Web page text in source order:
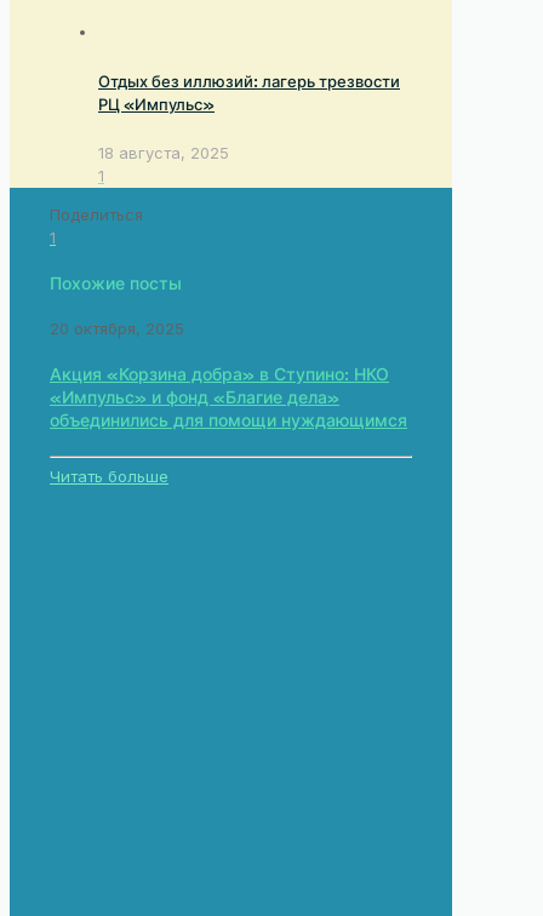
Отдых без иллюзий: лагерь трезвости
РЦ «Импульс»
18 августа, 2025
1
Поделиться
1
Похожие посты
20 октября, 2025
Акция «Корзина добра» в Ступино: НКО
«Импульс» и фонд «Благие дела»
объединились для помощи нуждающимся
Читать больше